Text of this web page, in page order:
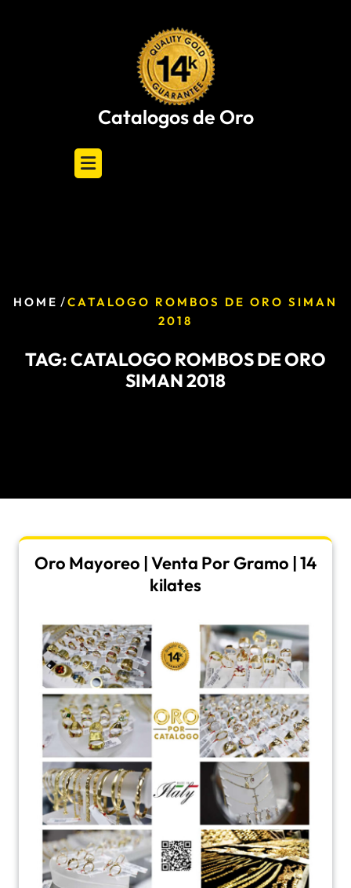
Catalogos de Oro
HOME /CATALOGO ROMBOS DE ORO SIMAN
2018
TAG:CATALOGO ROMBOS DE ORO
SIMAN 2018
Oro Mayoreo | Venta Por Gramo | 14
kilates